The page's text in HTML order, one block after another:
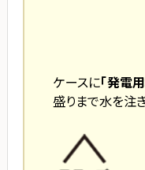
ケースに「発電
盛りまで水を注